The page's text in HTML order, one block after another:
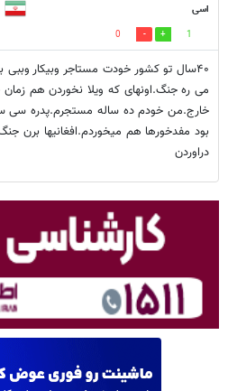
اسی
1
0
۴۰سال تو کشور خودت مستاجر وبیکار
می ره جنگ.اونهای که ویلا نخوردن هم
خارج.من خودم ده ساله مستجرم.پدره سی
بود مفدخورها هم میخوردم.افغانیها برن
دراوردن